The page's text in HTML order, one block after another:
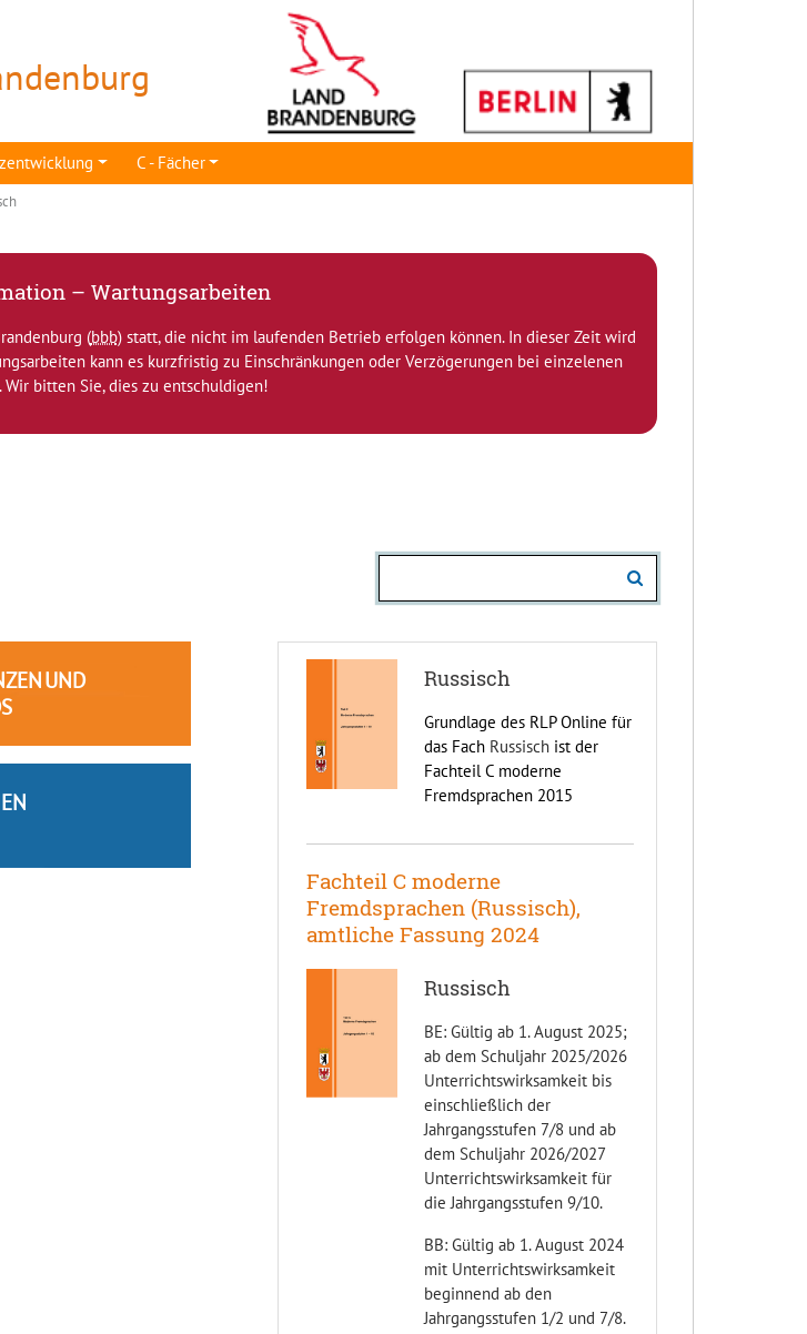
C - Fächer
– Wartungsarbeiten
(bbb) statt, die nicht im laufenden Betrieb erfolgen können. In dieser Zeit wird
kann es kurzfristig zu Einschränkungen oder Verzögerungen bei einzelenen
Wir bitten Sie, dies zu entschuldigen!
UND
Russisch
Grundlage des RLP Online für
das Fach Russisch ist der
Fachteil C moderne
Fremdsprachen 2015
Fachteil C moderne
Fremdsprachen (Russisch),
amtliche Fassung 2024
Russisch
BE: Gültig ab 1. August 2025;
ab dem Schuljahr 2025/2026
Unterrichtswirksamkeit bis
einschließlich der
Jahrgangsstufen 7/8 und ab
dem Schuljahr 2026/2027
Unterrichtswirksamkeit für
die Jahrgangsstufen 9/10.
BB: Gültig ab 1. August 2024
mit Unterrichtswirksamkeit
beginnend ab den
Jahrgangsstufen 1/2 und 7/8.